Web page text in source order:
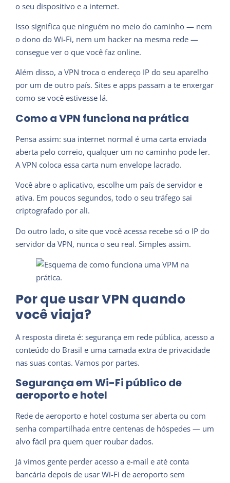
o seu dispositivo e a internet.
Isso significa que ninguém no meio do caminho — nem
o dono do Wi-Fi, nem um hacker na mesma rede —
consegue ver o que você faz online.
Além disso, a VPN troca o endereço IP do seu aparelho
por um de outro país. Sites e apps passam a te enxergar
como se você estivesse lá.
Como a VPN funciona na prática
Pensa assim: sua internet normal é uma carta enviada
aberta pelo correio, qualquer um no caminho pode ler.
A VPN coloca essa carta num envelope lacrado.
Você abre o aplicativo, escolhe um país de servidor e
ativa. Em poucos segundos, todo o seu tráfego sai
criptografado por ali.
Do outro lado, o site que você acessa recebe só o IP do
servidor da VPN, nunca o seu real. Simples assim.
Por que usar VPN quando
você viaja?
A resposta direta é: segurança em rede pública, acesso a
conteúdo do Brasil e uma camada extra de privacidade
nas suas contas. Vamos por partes.
Segurança em Wi-Fi público de
aeroporto e hotel
Rede de aeroporto e hotel costuma ser aberta ou com
senha compartilhada entre centenas de hóspedes — um
alvo fácil pra quem quer roubar dados.
Já vimos gente perder acesso a e-mail e até conta
bancária depois de usar Wi-Fi de aeroporto sem